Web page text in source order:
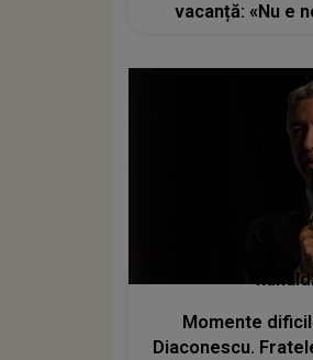
vacanță: «Nu e
Momente
Diaconescu.